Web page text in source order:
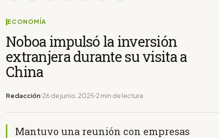
ECONOMÍA
Noboa impulsó la inversión
extranjera durante su visita a
China
Redacción 26 de junio, 2025 2 min de lectura
Mantuvo una reunión con empresas